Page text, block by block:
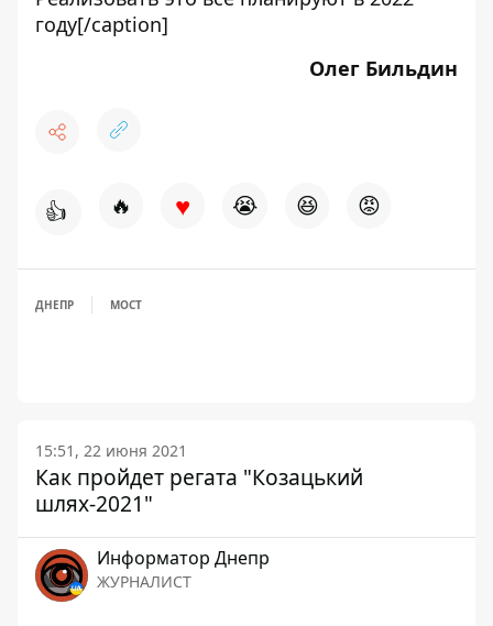
году[/caption]
Олег Бильдин
👍 🔥 ♥ 😭 😆 😡
ДНЕПР МОСТ
15:51, 22 июня 2021
Как пройдет регата "Козацький
шлях-2021"
Информатор Днепр
ЖУРНАЛИСТ